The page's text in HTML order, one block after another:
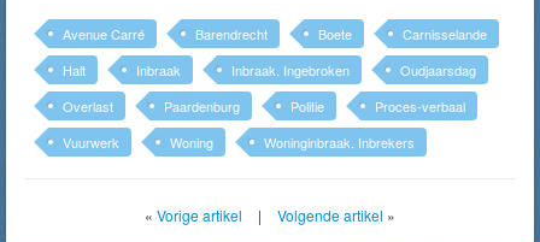
Avenue Carré Barendrecht Boete
Carnisselande
Halt
Inbraak Inbraak. Ingebroken
Oudjaarsdag
Overlast
Paardenburg Politie
Proces-verbaal
Vuurwerk
Woning Woninginbraak. Inbrekers
« Vorige artikel | Volgende artikel »